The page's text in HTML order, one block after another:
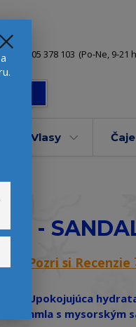
+421 905 378 103 (Po-Ne, 9-21
Vlasy Čaje
-
Pozri si Recenzie
Upokojujúca
hmla s mysorským
a